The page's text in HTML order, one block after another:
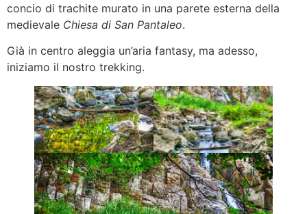
concio di trachite murato in una parete esterna della
medievale Chiesa di San Pantaleo.
Già in centro aleggia un’aria fantasy, ma adesso,
iniziamo il nostro trekking.